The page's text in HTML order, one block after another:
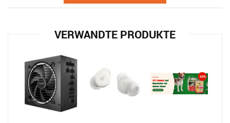
VERWANDTE PRODUKTE